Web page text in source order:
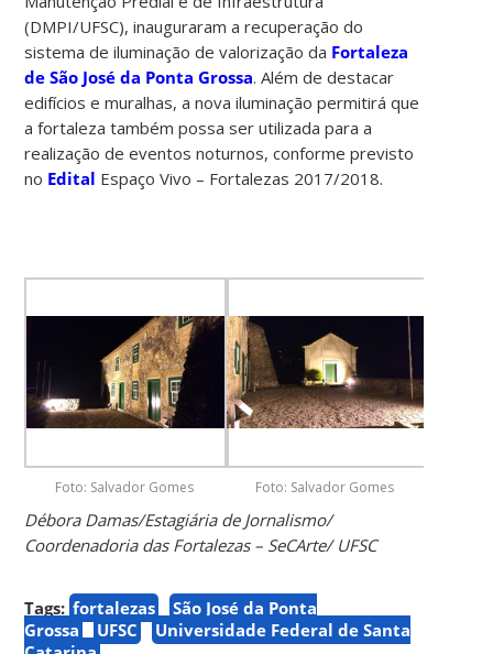
(DMPI/UFSC), inauguraram a recuperação do
sistema de iluminação de valorização da Fortaleza
de São José da Ponta Grossa. Além de destacar
edifícios e muralhas, a nova iluminação permitirá que
a fortaleza também possa ser utilizada para a
realização de eventos noturnos, conforme previsto
no Edital Espaço Vivo – Fortalezas 2017/2018.
Foto: Salvador Gomes Foto: Salvador Gomes
Débora Damas/Estagiária de Jornalismo/
Coordenadoria das Fortalezas – SeCArte/ UFSC
Tags: fortalezas
São José da Ponta
Grossa
UFSC
Universidade Federal de Santa